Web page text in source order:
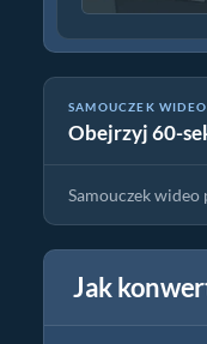
SAMOUCZEK WIDEO
Obejrzyj 60-
Jak konwertować
Samouczek
Jak